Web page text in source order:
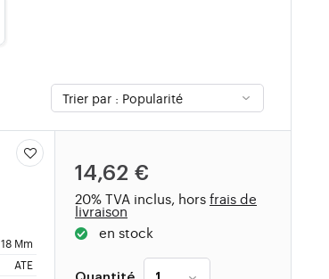
18 Mm
ATE
14,62 €
20% TVA inclus, horsfrais de
livraison
en stock